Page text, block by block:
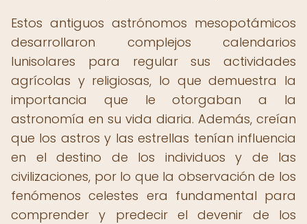
Estos antiguos astrónomos mesopotámicos
desarrollaron complejos calendarios
lunisolares para regular sus actividades
agrícolas y religiosas, lo que demuestra la
importancia que le otorgaban a la
astronomía en su vida diaria. Además, creían
que los astros y las estrellas tenían influencia
en el destino de los individuos y de las
civilizaciones, por lo que la observación de los
fenómenos celestes era fundamental para
comprender y predecir el devenir de los